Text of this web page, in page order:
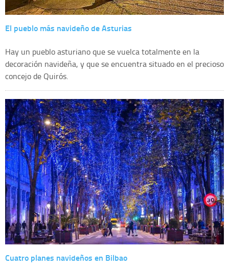
El pueblo más navideño de Asturias
Hay un pueblo asturiano que se vuelca totalmente en la
decoración navideña, y que se encuentra situado en el precioso
concejo de Quirós.
Cuatro planes navideños en Bilbao